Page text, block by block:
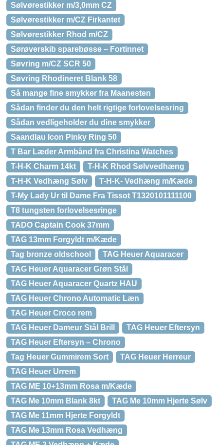
Sølvørestikker m/3,0mm CZ
Sølvørestikker m/CZ Firkantet
Sølvørestikker Rhod m/CZ
Sørøverskib sparebøsse – Fortinnet
Søvring m/CZ SCR 50
Søvring Rhodineret Blank 58
Så mange fine smykker fra Maanesten
Sådan finder du den helt rigtige forlovelsesring
Sådan vedligeholder du dine smykker
Saandlau Icon Pinky Ring 50
T Bar Læder Armbånd fra Christina Watches
T-H-K Charm 14kt
T-H-K Rhod Sølvvedhæng
T-H-K Vedhæng Sølv
T-H-K- Vedhæng m/Kæde
T-My Lady Ur til Dame Fra Tissot T1320101111100
T8 tungsten forlovelsesringe
TADO Captain Cook 37mm
TAG 13mm Forgyldt m/Kæde
Tag bronze oldschool
TAG Heuer Aquaracer
TAG Heuer Aquaracer Grøn Stål
TAG Heuer Aquaracer Quartz HAU
TAG Heuer Chrono Automatic Læn
TAG Heuer Croco rem
TAG Heuer Dameur Stål Brill
TAG Heuer Eftersyn
TAG Heuer Eftersyn – Chrono
Tag Heuer Gummirem Sort
TAG Heuer Herreur
TAG Heuer Urrem
TAG ME 10+13mm Rosa m/Kæde
TAG Me 10mm Blank 8kt
TAG Me 10mm Hjerte Sølv
TAG Me 11mm Hjerte Forgyldt
TAG Me 13mm Rosa Vedhæng